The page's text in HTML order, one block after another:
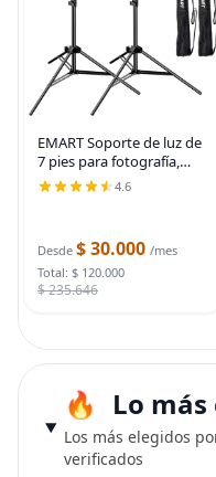
EMART Soporte de luz de
7 pies para fotografía,
soporte de trípode
portátil para fotos y
con funda de
4.6
Desde $ 30.000 /mes
Total: $ 120.000
$ 235.646
Lo
Los más elegidos
verificados